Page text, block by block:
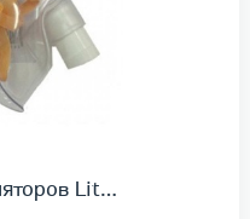
Lit…